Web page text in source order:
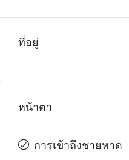
ที่อยู่
หน้าตา
การเข้าถึงชายหาด